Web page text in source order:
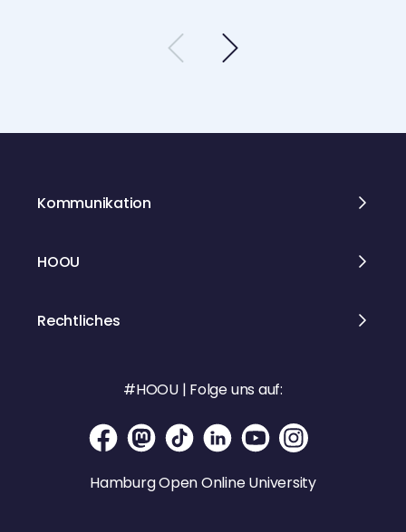
Kommunikation
HOOU
Rechtliches
#HOOU | Folge uns auf:
Hamburg Open Online University